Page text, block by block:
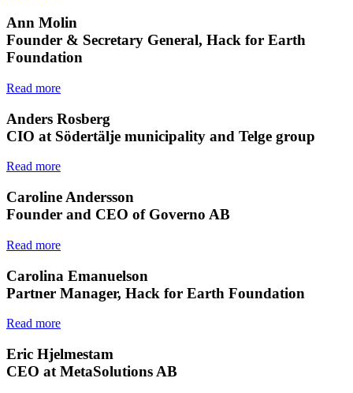
Ann Molin
Founder & Secretary General, Hack for Earth
Foundation
Read more
Anders Rosberg
CIO at Södertälje municipality and Telge group
Read more
Caroline Andersson
Founder and CEO of Governo AB
Read more
Carolina Emanuelson
Partner Manager, Hack for Earth Foundation
Read more
Eric Hjelmestam
CEO at MetaSolutions AB